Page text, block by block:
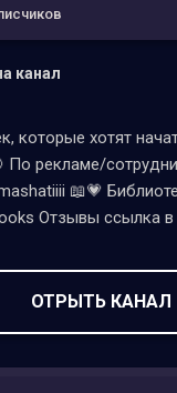
канал
которые хотят
По рекламе/
📖💗
Отзывы ссылка в
ОТРЫТЬ КАНАЛ